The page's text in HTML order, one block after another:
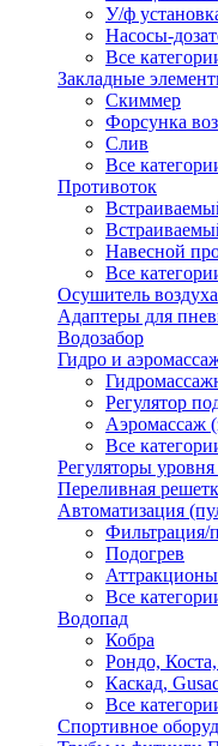
У/ф
Насосы-
Все
Закладные
Скиммер
Форсунка
Слив
Все
Противоток
Навесной
Все
Осушитель воздуха
Адаптеры для
Водозабор
Гидро и
Регулятор
Аэромассаж
Все
Регуляторы
Переливная
Автоматизация
Фильтрация/
Подогрев
Аттракционы
Все
Водопад
Кобра
Рондо,
Каскад,
Все
Спортивное